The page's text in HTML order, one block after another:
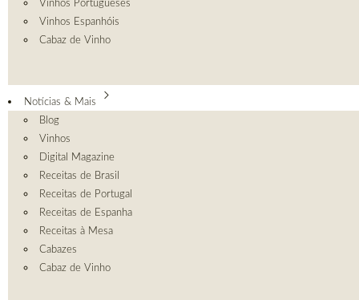
Vinhos Portugueses
Vinhos Espanhóis
Cabaz de Vinho
Notícias & Mais
Blog
Vinhos
Digital Magazine
Receitas de Brasil
Receitas de Portugal
Receitas de Espanha
Receitas à Mesa
Cabazes
Cabaz de Vinho